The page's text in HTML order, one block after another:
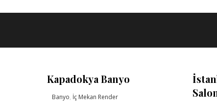
Kapadokya Banyo
Banyo, İç Mekan Render